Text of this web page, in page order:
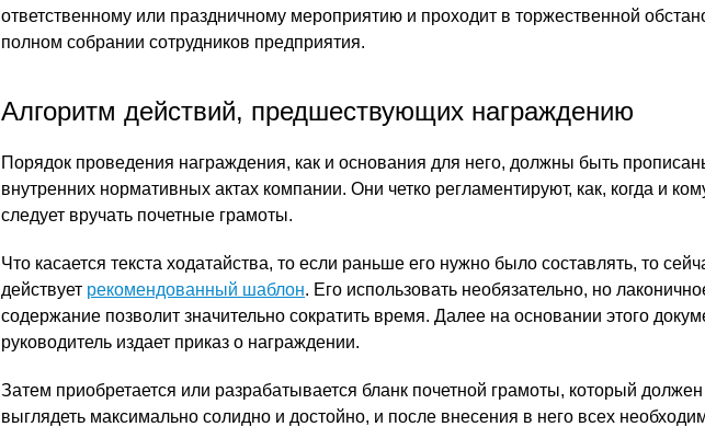
ответственному или праздничному мероприятию и проходит в торжественной
полном собрании сотрудников предприятия.
Алгоритм действий, предшествующих награждению
Порядок проведения награждения, как и основания для него, должны быть
внутренних нормативных актах компании. Они четко регламентируют, как, когда и
следует вручать почетные грамоты.
Что касается текста ходатайства, то если раньше его нужно было составлять, то
действует рекомендованный шаблон. Его использовать необязательно, но
содержание позволит значительно сократить время. Далее на основании этого
руководитель издает приказ о награждении.
Затем приобретается или разрабатывается бланк почетной грамоты, который должен
выглядеть максимально солидно и достойно, и после внесения в него всех